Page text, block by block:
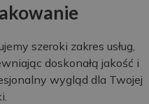
szeroki zakres usług,
doskonałą jakość i
wygląd dla Twojej